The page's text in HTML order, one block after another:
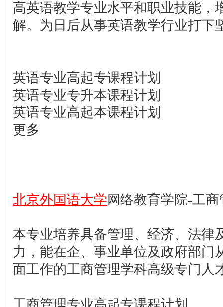
高英语教学专业水平和职业技能，
解。为日后从事英语教学行业打下
英语专业高起专课程计划
英语专业专升本课程计划
英语专业高起本课程计划
更多
北京外国语大学网络教育学院-工商
本专业培养具备管理、经济、法律
力，能在企、事业单位及政府部门
面工作的工商管理学科高级专门人
工商管理专业高起专课程计划